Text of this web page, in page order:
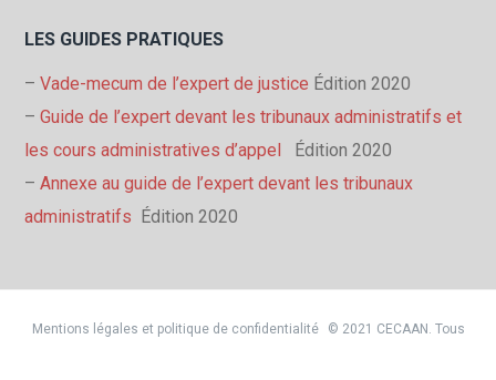
LES GUIDES PRATIQUES
–Vade-mecum de l’expert de justice Édition 2020
– Guide de l’expert devant les tribunaux administratifs et
les cours administratives d’appel
Édition 2020
–Annexe au guide de l’expert devant les tribunaux
administratifs Édition 2020
Mentions légales et politique de confidentialité © 2021 CECAAN. Tous